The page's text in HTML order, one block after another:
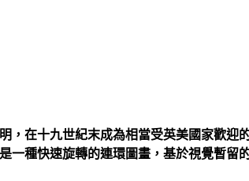
明，在十九世紀末成為相當受英美國家
一種快速旋轉的連環圖畫，基於視覺暫留